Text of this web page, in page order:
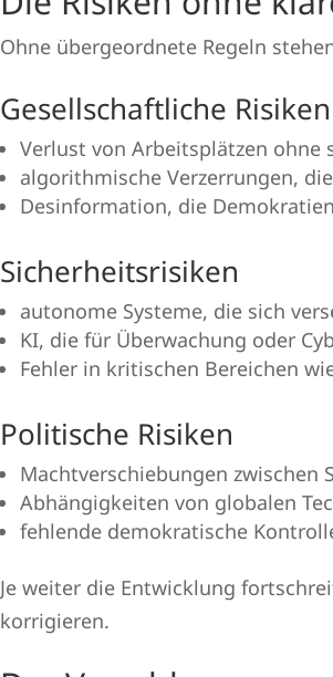
Ohne übergeordnete Regeln
Gesellschaftliche Risiken
Verlust von Arbeitsplätzen ohne
algorithmische Verzerrungen,
Desinformation, die
Sicherheitsrisiken
autonome Systeme, die sich
KI, die für Überwachung oder
Fehler in kritischen Bereichen
Politische Risiken
Machtverschiebungen zwischen
Abhängigkeiten von globalen
fehlende demokratische
Je weiter die Entwicklung
korrigieren.